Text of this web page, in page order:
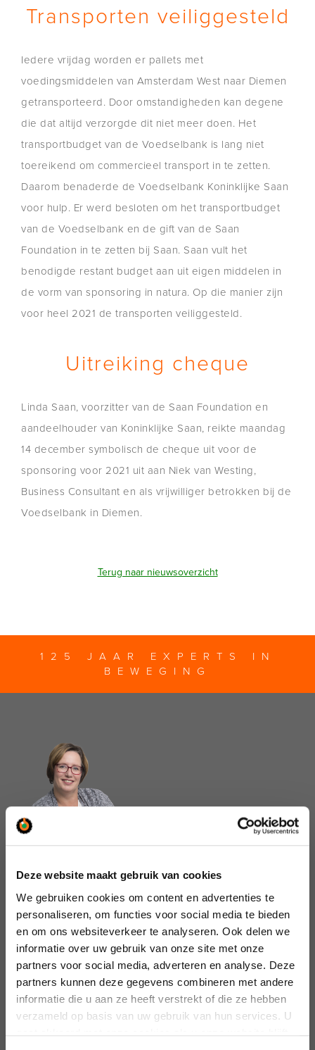
Deze website maakt gebruik van cookies
We gebruiken cookies om content en advertenties te
personaliseren, om functies voor social media te bieden
en om ons websiteverkeer te analyseren. Ook delen we
informatie over uw gebruik van onze site met onze
partners voor social media, adverteren en analyse. Deze
partners kunnen deze gegevens combineren met andere
informatie die u aan ze heeft verstrekt of die ze hebben
verzameld op basis van uw gebruik van hun services. U
Transporten veiliggesteld
Iedere vrijdag worden er pallets met
voedingsmiddelen van Amsterdam West naar Diemen
getransporteerd. Door omstandigheden kan degene
die dat altijd verzorgde dit niet meer doen. Het
transportbudget van de Voedselbank is lang niet
toereikend om commercieel transport in te zetten.
Daarom benaderde de Voedselbank Koninklijke Saan
voor hulp. Er werd besloten om het transportbudget
van de Voedselbank en de gift van de Saan
Foundation in te zetten bij Saan. Saan vult het
benodigde restant budget aan uit eigen middelen in
de vorm van sponsoring in natura. Op die manier zijn
voor heel 2021 de transporten veiliggesteld.
Uitreiking cheque
Linda Saan, voorzitter van de Saan Foundation en
aandeelhouder van Koninklijke Saan, reikte maandag
14 december symbolisch de cheque uit voor de
sponsoring voor 2021 uit aan Niek van Westing,
Business Consultant en als vrijwilliger betrokken bij de
Voedselbank in Diemen.
Terug naar nieuwsoverzicht
125 JAAR EXPERTS IN
BEWEGING
Kunnen wij u helpen
of wilt u iets weten?
Wij staan voor u klaar.